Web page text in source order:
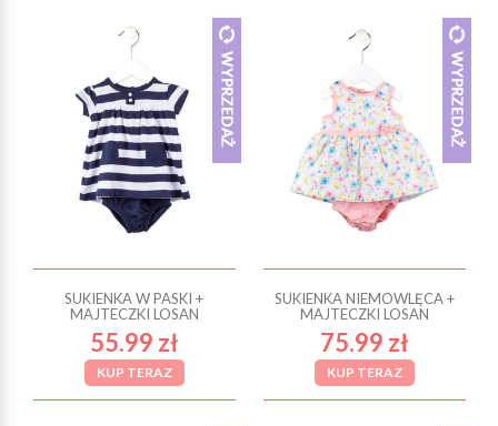
SUKIENKA W PASKI +
MAJTECZKI LOSAN
55.99 zł
KUP TERAZ
SUKIENKA NIEMOWLĘCA +
MAJTECZKI LOSAN
75.99 zł
KUP TERAZ